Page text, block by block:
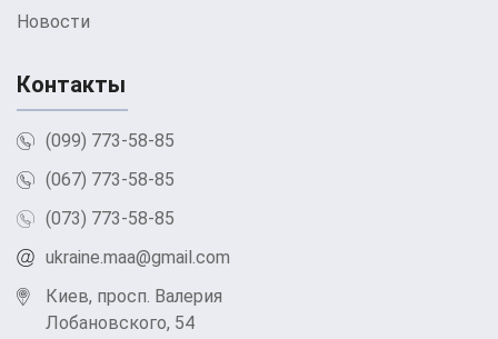
Новости
Контакты
(099) 773-58-85
(067) 773-58-85
(073) 773-58-85
ukraine.maa@gmail.com
Киев, просп. Валерия
Лобановского, 54